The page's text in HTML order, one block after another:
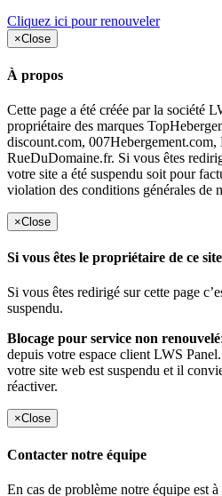
Cliquez ici pour renouveler
×Close
À propos
Cette page a été créée par la société
propriétaire des marques
discount.com,
RueDuDomaine.fr. Si vous êtes
votre site a été suspendu soit pour
violation des conditions générales de
×Close
Si vous êtes le propriétaire de ce
Si vous êtes redirigé sur cette page
suspendu.
Blocage pour service non renouvelé
depuis votre espace client LWS
votre site web est suspendu et il
réactiver.
×Close
Contacter notre équipe
En cas de problème notre équipe est